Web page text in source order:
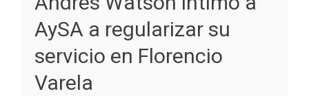
AySA a regularizar su
servicio en Florencio
Varela